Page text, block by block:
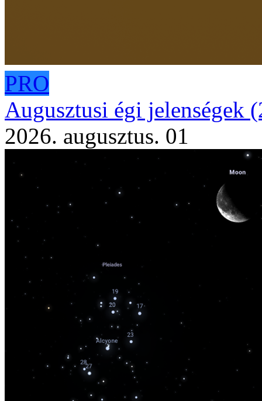
PRO
Augusztusi égi jelenségek
2026. augusztus. 01